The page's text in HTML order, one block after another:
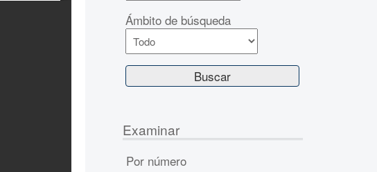
Ámbito de búsqueda
Examinar
Por número